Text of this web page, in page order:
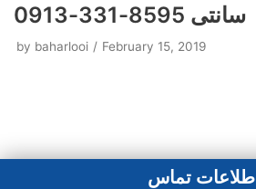
سانتی 8595-331-0913
by baharlooi February 15, 2019
اطلاعات تماس